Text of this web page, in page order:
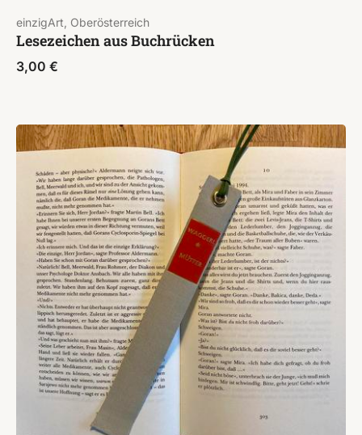
einzigArt, Oberösterreich
Lesezeichen aus Buchrücken
3,00 €